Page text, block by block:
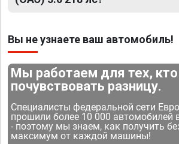
Вы не узнаете ваш автомобиль!
Мы работаем для тех,
почувствовать разницу.
Специалисты федеральной сети
прошили более 10 000 автомобилей
- поэтому мы знаем, как получить
максимум от каждой машины!